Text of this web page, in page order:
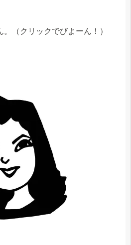
（クリックでびよーん！）